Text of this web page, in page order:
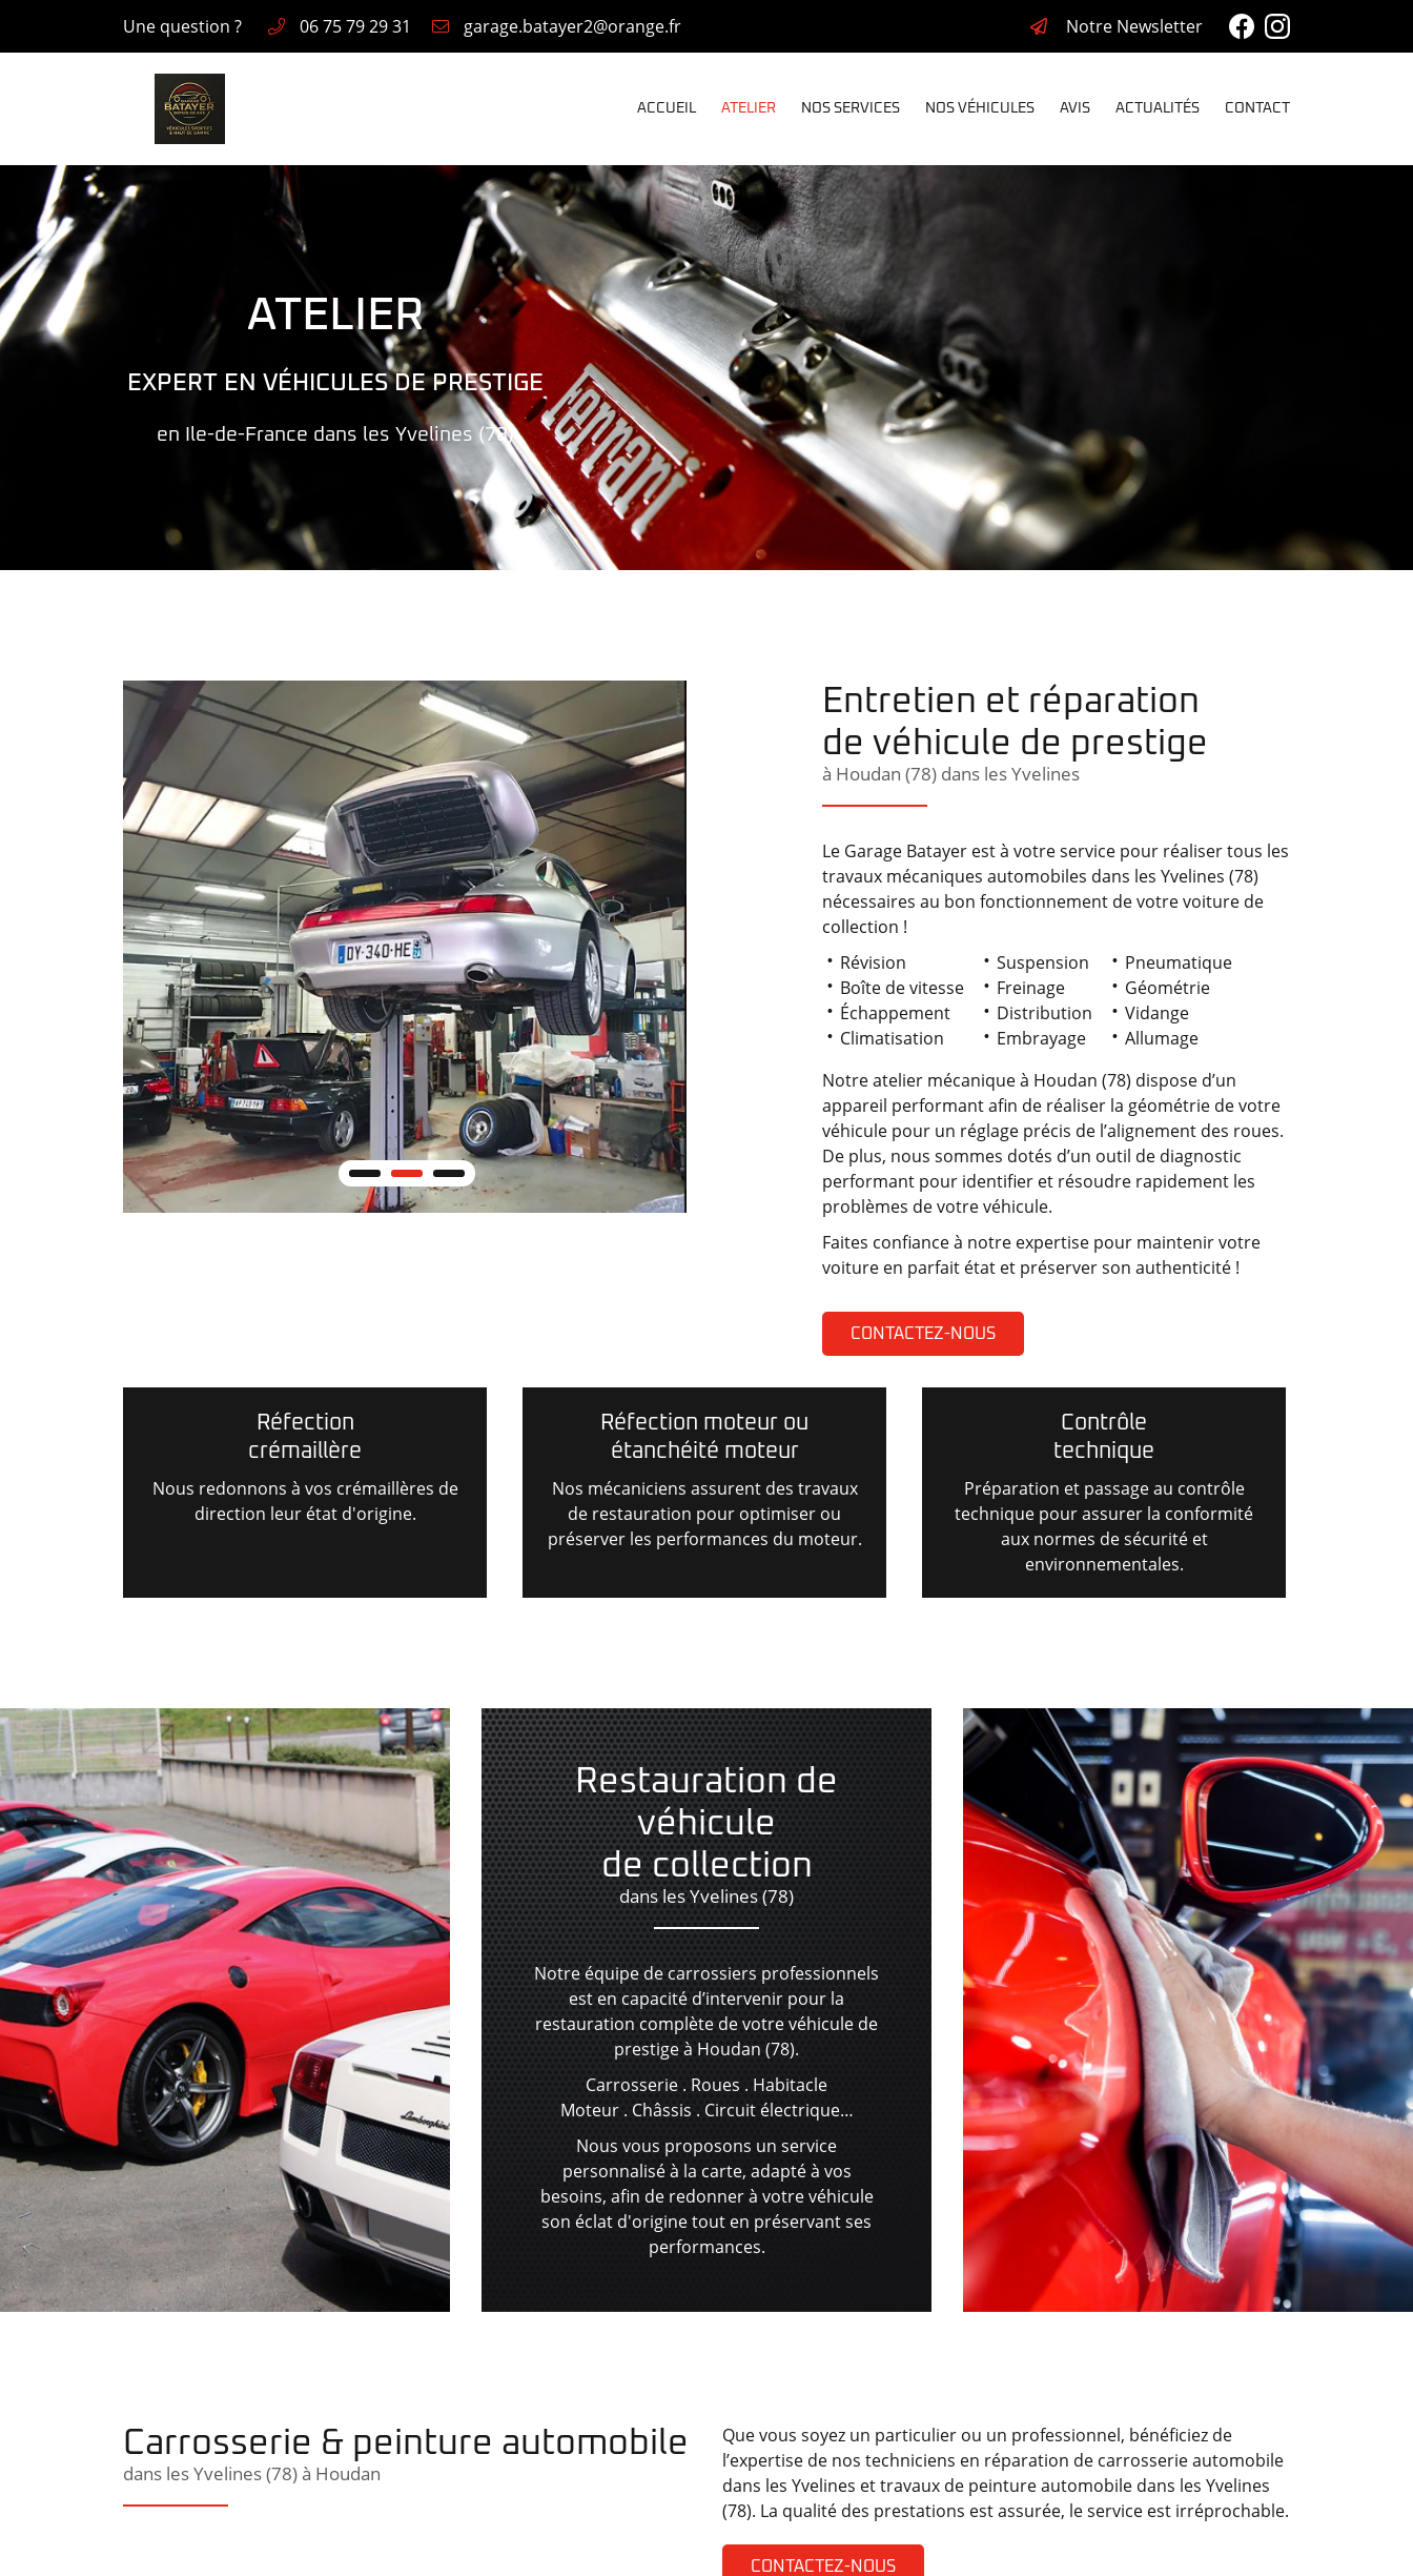
Une question ? 06 75 79 29 31 Notre Newsletter
ACCUEIL ATELIER NOS SERVICES NOS VÉHICULES AVIS ACTUALITÉS CONTACT
1, rue des Garennes
78550 HOUDAN
Recopier le code ci-contre
Rafraîchir le captcha
ATELIER
EXPERT EN VÉHICULES DE PRESTIGE
en Ile-de-France dans les Yvelines (78)
Entretien et réparation
de véhicule de prestige
à Houdan (78) dans les Yvelines
Le Garage Batayer est à votre service pour réaliser tous les
travaux mécaniques automobiles dans les Yvelines (78)
nécessaires au bon fonctionnement de votre voiture de
collection !
Révision
Suspension
Pneumatique
Boîte de vitesse
Freinage
Géométrie
Échappement
Distribution
Vidange
Climatisation
Embrayage
Allumage
Notre atelier mécanique à Houdan (78) dispose d’un
appareil performant afin de réaliser la géométrie de votre
véhicule pour un réglage précis de l’alignement des roues.
De plus, nous sommes dotés d’un outil de diagnostic
performant pour identifier et résoudre rapidement les
problèmes de votre véhicule.
Faites confiance à notre expertise pour maintenir votre
voiture en parfait état et préserver son authenticité !
CONTACTEZ-NOUS
Réfection
crémaillère
Nous redonnons à vos crémaillères de
direction leur état d'origine.
Réfection moteur ou
étanchéité moteur
Nos mécaniciens assurent des travaux
de restauration pour optimiser ou
préserver les performances du moteur.
Contrôle
technique
Préparation et passage au contrôle
technique pour assurer la conformité
aux normes de sécurité et
environnementales.
Restauration de
véhicule
de collection
dans les Yvelines (78)
Notre équipe de carrossiers professionnels
est en capacité d’intervenir pour la
restauration complète de votre véhicule de
prestige à Houdan (78).
Carrosserie . Roues . Habitacle
Moteur . Châssis . Circuit électrique…
Nous vous proposons un service
personnalisé à la carte, adapté à vos
besoins, afin de redonner à votre véhicule
son éclat d'origine tout en préservant ses
performances.
Carrosserie & peinture automobile
dans les Yvelines (78) à Houdan
Que vous soyez un particulier ou un professionnel, bénéficiez de
l’expertise de nos techniciens en réparation de carrosserie automobile
dans les Yvelines et travaux de peinture automobile dans les Yvelines
(78). La qualité des prestations est assurée, le service est irréprochable.
CONTACTEZ-NOUS